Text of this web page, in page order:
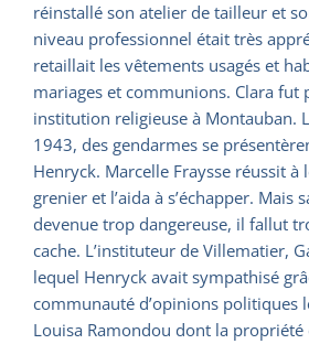
réinstallé son atelier de tailleur et
niveau professionnel était très
retaillait les vêtements usagés et
mariages et communions. Clara fut
institution religieuse à Montauban.
1943, des gendarmes se
Henryck. Marcelle Fraysse réussit à
grenier et l’aida à s’échapper. Mais
devenue trop dangereuse, il fallut
cache. L’instituteur de Villematier,
lequel Henryck avait sympathisé
communauté d’opinions politiques
Louisa Ramondou dont la